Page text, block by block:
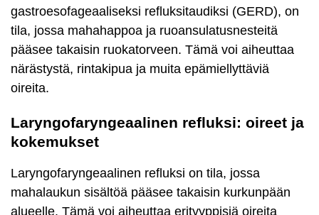
gastroesofageaaliseksi refluksitaudiksi (GERD), on
tila, jossa mahahappoa ja ruoansulatusnesteitä
pääsee takaisin ruokatorveen. Tämä voi aiheuttaa
närästystä, rintakipua ja muita epämiellyttäviä
oireita.
Laryngofaryngeaalinen refluksi: oireet ja
kokemukset
Laryngofaryngeaalinen refluksi on tila, jossa
mahalaukun sisältöä pääsee takaisin kurkunpään
alueelle. Tämä voi aiheuttaa erityyppisiä oireita